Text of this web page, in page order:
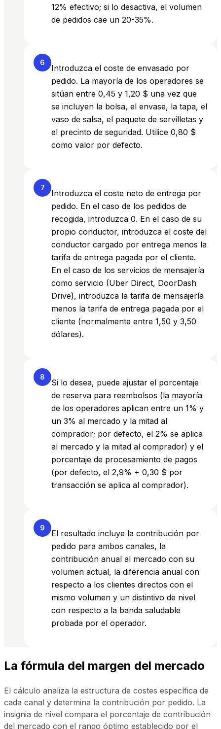
12% efectivo; si lo desactiva, el volumen
de pedidos cae un 20-35%.
6
Introduzca el coste de envasado por
pedido. La mayoría de los operadores se
sitúan entre 0,45 y 1,20 $ una vez que
se incluyen la bolsa, el envase, la tapa, el
vaso de salsa, el paquete de servilletas y
el precinto de seguridad. Utilice 0,80 $
como valor por defecto.
7
Introduzca el coste neto de entrega por
pedido. En el caso de los pedidos de
recogida, introduzca 0. En el caso de su
propio conductor, introduzca el coste del
conductor cargado por entrega menos la
tarifa de entrega pagada por el cliente.
En el caso de los servicios de mensajería
como servicio (Uber Direct, DoorDash
Drive), introduzca la tarifa de mensajería
menos la tarifa de entrega pagada por el
cliente (normalmente entre 1,50 y 3,50
dólares).
8
Si lo desea, puede ajustar el porcentaje
de reserva para reembolsos (la mayoría
de los operadores aplican entre un 1% y
un 3% al mercado y la mitad al
comprador; por defecto, el 2% se aplica
al mercado y la mitad al comprador) y el
porcentaje de procesamiento de pagos
(por defecto, el 2,9% + 0,30 $ por
transacción se aplica al comprador).
9
El resultado incluye la contribución por
pedido para ambos canales, la
contribución anual al mercado con su
volumen actual, la diferencia anual con
respecto a los clientes directos con el
mismo volumen y un distintivo de nivel
con respecto a la banda saludable
probada por el operador.
La fórmula del margen del mercado
El cálculo analiza la estructura de costes específica de
cada canal y determina la contribución por pedido. La
insignia de nivel compara el porcentaje de contribución
del mercado con el rango óptimo establecido por el